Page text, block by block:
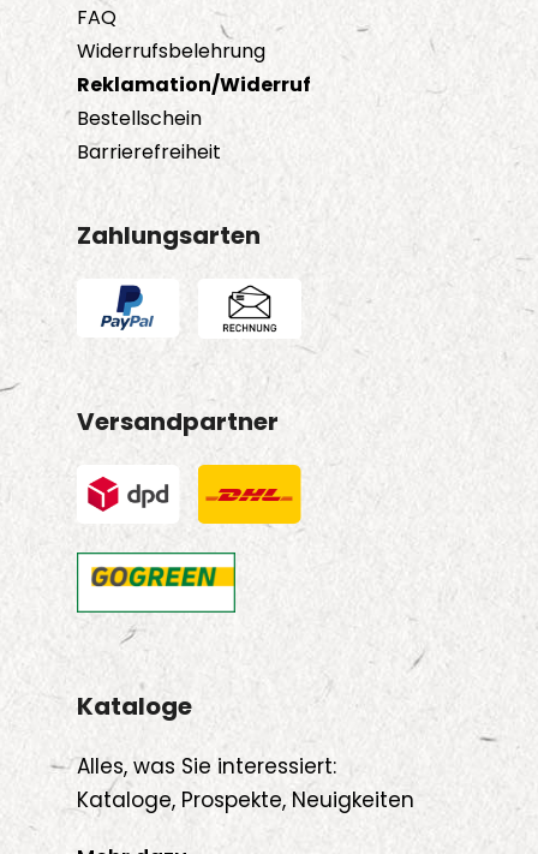
FAQ
Widerrufsbelehrung
Reklamation/Widerruf
Bestellschein
Barrierefreiheit
Zahlungsarten
Versandpartner
Kataloge
Alles, was Sie interessiert:
Kataloge, Prospekte, Neuigkeiten